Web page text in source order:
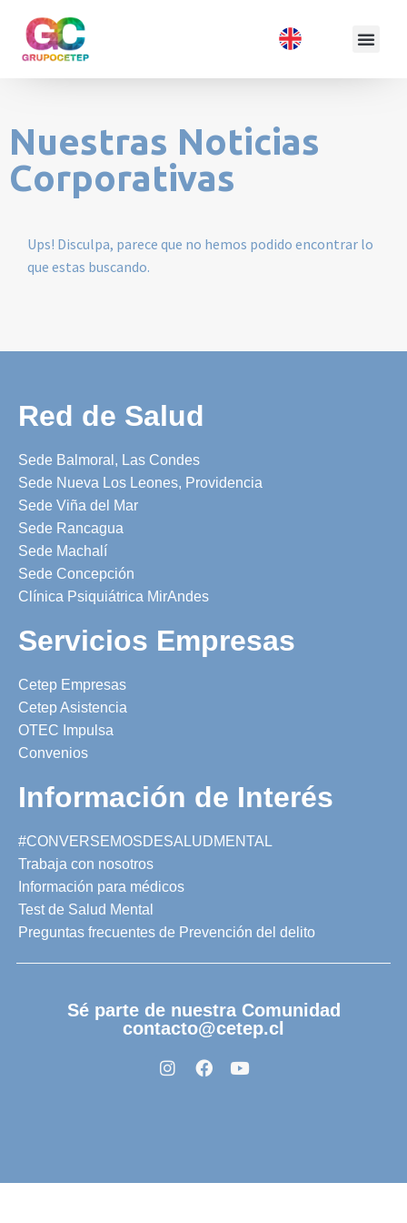
Nuestras Noticias
Corporativas
Ups! Disculpa, parece que no hemos podido encontrar lo
que estas buscando.
Red de Salud
Sede Balmoral, Las Condes
Sede Nueva Los Leones, Providencia
Sede Viña del Mar
Sede Rancagua
Sede Machalí
Sede Concepción
Clínica Psiquiátrica MirAndes
Servicios Empresas
Cetep Empresas
Cetep Asistencia
OTEC Impulsa
Convenios
Información de Interés
#CONVERSEMOSDESALUDMENTAL
Trabaja con nosotros
Información para médicos
Test de Salud Mental
Preguntas frecuentes de Prevención del delito
Sé parte de nuestra Comunidad
contacto@cetep.cl